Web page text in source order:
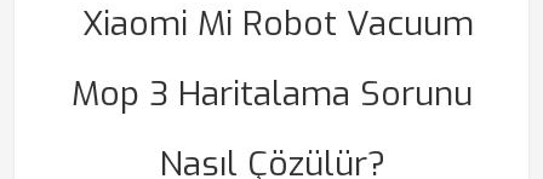
Xiaomi Mi Robot Vacuum
Mop 3 Haritalama Sorunu
Nasıl Çözülür?